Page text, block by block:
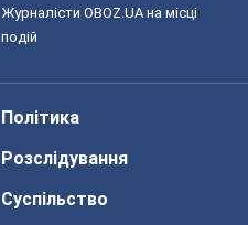
Журналісти OBOZ.UA на місці
подій
Політика
Розслідування
Суспільство